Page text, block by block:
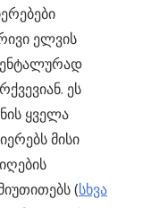
ელვის
ეს
ყველა
მისი
(სხვა